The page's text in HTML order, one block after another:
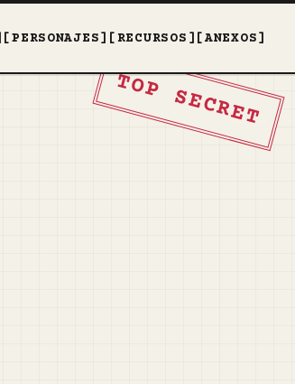
TOP SECRET
[PERSONAJES] [RECURSOS] [ANEXOS]